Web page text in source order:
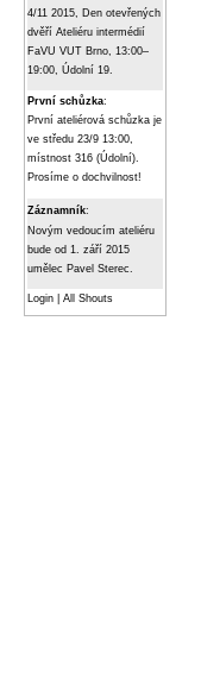
4/11 2015, Den otevřených
dvěří Ateliéru intermédií
FaVU VUT Brno, 13:00–
19:00, Údolní 19.
První schůzka:
První ateliérová schůzka je
ve středu 23/9 13:00,
místnost 316 (Údolní).
Prosíme o dochvilnost!
Záznamník:
Novým vedoucím ateliéru
bude od 1. září 2015
umělec Pavel Sterec.
Login All Shouts